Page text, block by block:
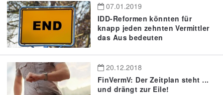
07.01.2019
IDD-Reformen könnten für
knapp jeden zehnten Vermittler
das Aus bedeuten
20.12.2018
FinVermV: Der Zeitplan steht ...
und drängt zur Eile!